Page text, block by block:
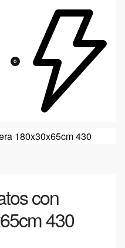
0
con
430